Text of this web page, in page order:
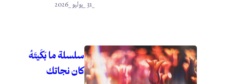
سلسلة ما بَكَيتَهُ
كان نجاتك